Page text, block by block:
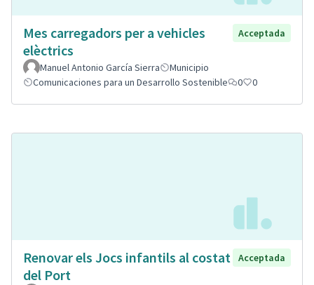
Mes carregadors per a vehicles
elèctrics
Acceptada
Manuel Antonio García Sierra
Municipio
Comunicaciones para un Desarrollo Sostenible
0 0
Renovar els Jocs infantils al costat
del Port
Acceptada